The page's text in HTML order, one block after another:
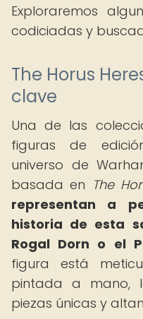
Exploraremos
codiciadas y
The Horus
clave
Una de las
figuras de
universo de
basada en The
representan a
historia de esta
Rogal Dorn o el
figura está
pintada a mano,
piezas únicas y